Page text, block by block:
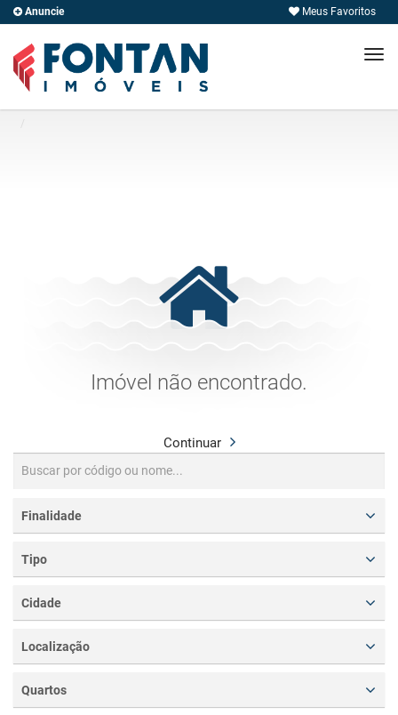
Anuncie Meus Favoritos
Imóvel não encontrado.
Continuar
Finalidade
Tipo
Cidade
Localização
Quartos